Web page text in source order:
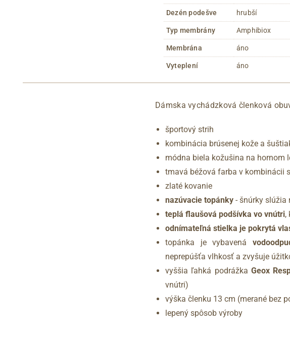
Dezén podešve hrubší
Typ membrány Amphibiox
Membrána áno
Vyteplení áno
Dámska vychádzková členková
športový strih
kombinácia brúsenej kože a
módna biela kožušina na hornom
tmavá béžová farba v kombinácii
zlaté kovanie
nazúvacie topánky - šnúrky slúžia
teplá flaušová podšívka vo vnútri,
odnímateľná stielka je pokrytá
topánka je vybavená
neprepúšťa vlhkosť a zvyšuje
vyššia ľahká podrážka Geox
vnútri)
výška členku 13 cm (merané bez
lepený spôsob výroby